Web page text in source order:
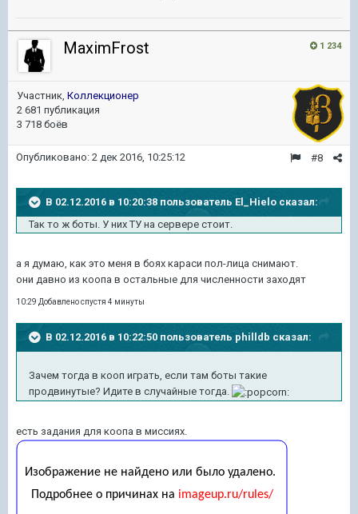
1 234
MaximFrost
Участник, Коллекционер
2 681 публикация
3 718 боёв
#8
Опубликовано: 2 дек 2016, 10:25:12
В 02.12.2016 в 10:20:38 пользователь El_Hielo сказал:
Так то ж боты. У них ТУ на сервере стоит.
а я думаю, как это меня в боях караси пол-лица снимают.
они давно из коопа в остальные для численности заходят
10:29 Добавлено спустя 4 минуты
В 02.12.2016 в 10:22:50 пользователь philldb сказал:
Зачем тогда в кооп играть, если там боты такие
продвинутые? Идите в случайные тогда.
есть задания для коопа в миссиях.